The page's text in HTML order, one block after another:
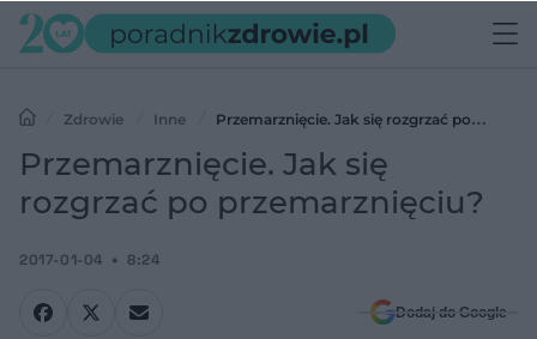
Zdrowie Inne
Przemarznięcie. Jak się rozgrzać po
przemarznięciu?
Przemarznięcie. Jak się
rozgrzać po przemarznięciu?
2017-01-04 8:24
Dodaj do Google